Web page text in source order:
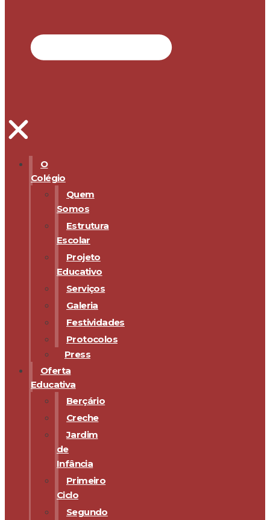
O
Colégio
Quem
Somos
Estrutura
Escolar
Projeto
Educativo
Serviços
Galeria
Festividades
Protocolos
Press
Oferta
Educativa
Berçário
Creche
Jardim
de
Infância
Primeiro
Ciclo
Segundo